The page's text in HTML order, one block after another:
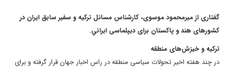
گفتارى از میرمحمود موسوی، کارشناس مسائل ترکیه و سفیر سابق ایران در
کشورهای هند و پاکستان براى ديپلماسى ايراني.
ترکیه و خیزش‌های منطقه
در چند هفته اخیر تحولات سیاسی منطقه در راس اخبار جهان قرار گرفته و برای